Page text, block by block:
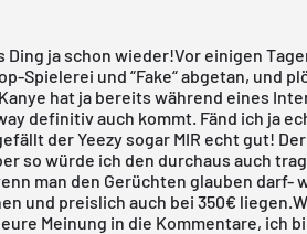
Ding ja schon wieder!Vor einigen
Spielerei und “Fake“ abgetan, und
hat ja bereits während eines
definitiv auch kommt. Fänd ich ja
der Yeezy sogar MIR echt gut!
so würde ich den durchaus auch
man den Gerüchten glauben darf-
und preislich auch bei 350€
Meinung in die Kommentare, ich